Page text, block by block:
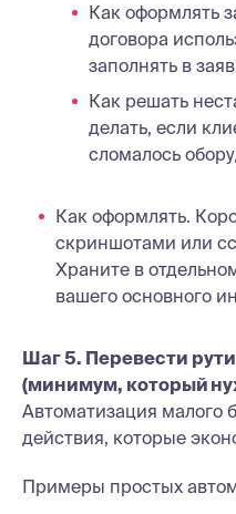
Как оформлять
договора
заполнять в
Как решать
делать, если
сломалось
Как оформлять.
скриншотами или
Храните в
вашего основного
Шаг 5. Перевести
(минимум, который
Автоматизация малого
действия, которые
Примеры простых